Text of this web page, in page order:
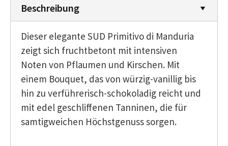
Beschreibung
Dieser elegante SUD Primitivo di Manduria
zeigt sich fruchtbetont mit intensiven
Noten von Pflaumen und Kirschen. Mit
einem Bouquet, das von würzig-vanillig bis
hin zu verführerisch-schokoladig reicht und
mit edel geschliffenen Tanninen, die für
samtigweichen Höchstgenuss sorgen.